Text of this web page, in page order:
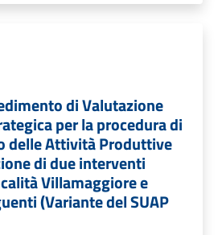
di Valutazione
per la procedura di
delle Attività Produttive
di due interventi
Villamaggiore e
(Variante del SUAP